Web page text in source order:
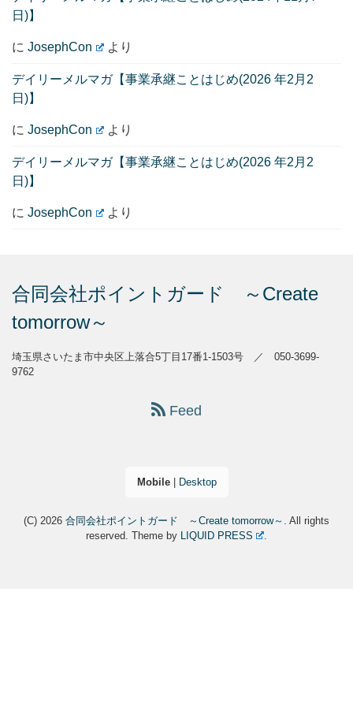
日)】
に JosephCon より
デイリーメルマガ【事業承継ことはじめ(2026 年2月2
日)】
に JosephCon より
デイリーメルマガ【事業承継ことはじめ(2026 年2月2
日)】
に JosephCon より
合同会社ポイントガード ～Create
tomorrow～
埼玉県さいたま市中央区上落合5丁目17番1-1503号 ／ 050-3699-
9762
Feed
Mobile| Desktop
(C) 2026 合同会社ポイントガード ～Create tomorrow～ . All rights
reserved.Theme by LIQUID PRESS .